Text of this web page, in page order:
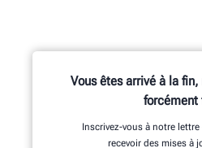
Vous êtes arrivé à la fin,
forcément
Inscrivez-vous à notre
recevoir des mises à